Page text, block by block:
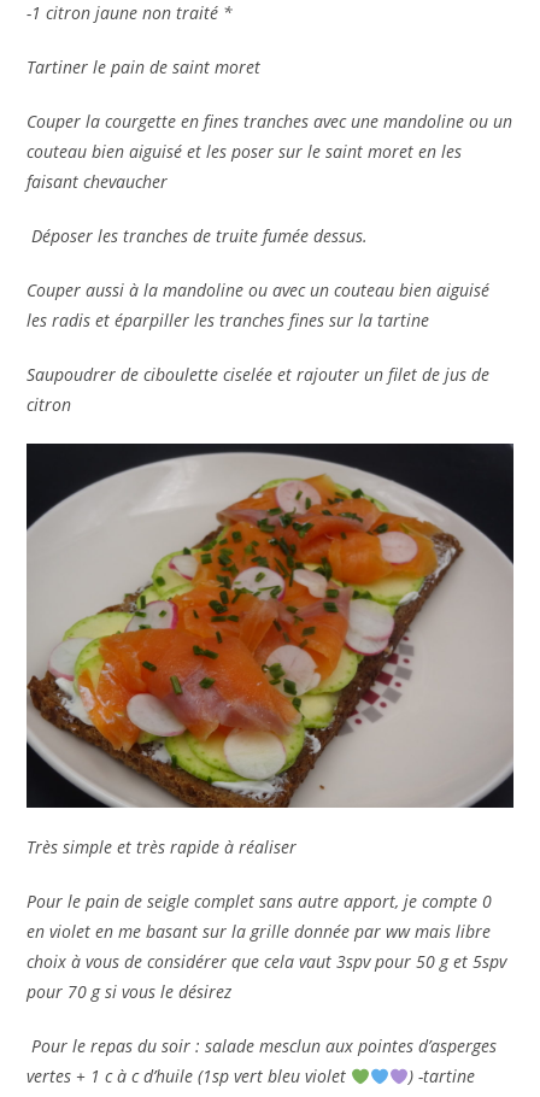
-1 citron jaune non traité *
Tartiner le pain de saint moret
Couper la courgette en fines tranches avec une mandoline ou un
couteau bien aiguisé et les poser sur le saint moret en les
faisant chevaucher
Déposer les tranches de truite fumée dessus.
Couper aussi à la mandoline ou avec un couteau bien aiguisé
les radis et éparpiller les tranches fines sur la tartine
Saupoudrer de ciboulette ciselée et rajouter un filet de jus de
citron
Très simple et très rapide à réaliser
Pour le pain de seigle complet sans autre apport, je compte 0
en violet en me basant sur la grille donnée par ww mais libre
choix à vous de considérer que cela vaut 3spv pour 50 g et 5spv
pour 70 g si vous le désirez
Pour le repas du soir : salade mesclun aux pointes d’asperges
vertes + 1 c à c d’huile (1sp vert bleu violet
) -tartine